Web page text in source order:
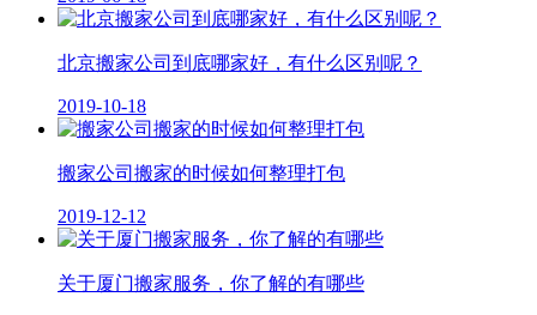
北京搬家公司到底哪家好，有什么区别呢？
2019-10-18
搬家公司搬家的时候如何整理打包
2019-12-12
关于厦门搬家服务，你了解的有哪些